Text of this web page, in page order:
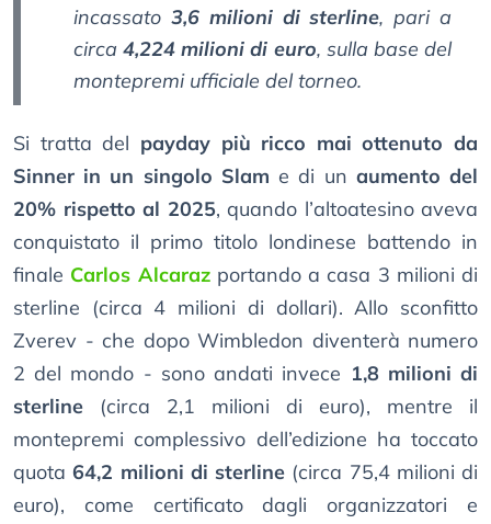
incassato 3,6 milioni di sterline, pari a
circa4,224 milioni di euro, sulla base del
montepremi ufficiale del torneo.
Si tratta del payday più ricco mai ottenuto da
Sinner in un singolo Slam e di un aumento del
20% rispetto al 2025, quando l’altoatesino aveva
conquistato il primo titolo londinese battendo in
finale Carlos Alcarazportando a casa 3 milioni di
sterline (circa 4 milioni di dollari). Allo sconfitto
Zverev - che dopo Wimbledon diventerà numero
2 del mondo - sono andati invece 1,8 milioni di
sterline (circa 2,1 milioni di euro), mentre il
montepremi complessivo dell’edizione ha toccato
quota64,2 milioni di sterline (circa 75,4 milioni di
euro), come certificato dagli organizzatori e